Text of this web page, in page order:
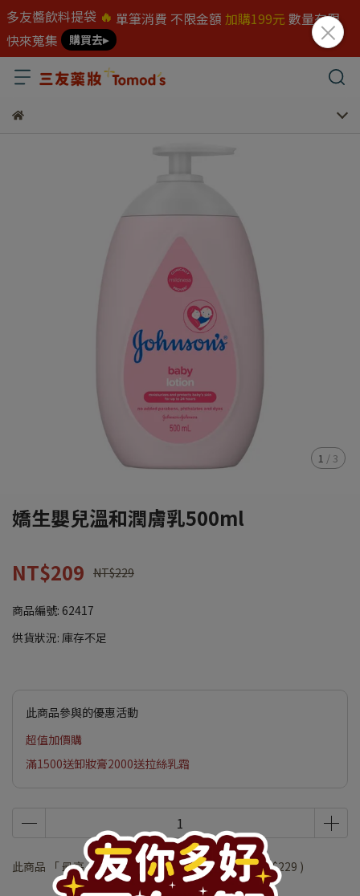
多友醬飲料提袋 🔥 單筆消費 不限金額 加購199元 數量有限
快來蒐集
購買去▸
1 / 3
嬌生嬰兒溫和潤膚乳500ml
NT$209 NT$229
商品編號: 62417
供貨狀況: 庫存不足
此商品參與的優惠活動
超值加價購
滿1500送卸妝膏2000送拉絲乳霜
此商品 「 最高 」可以折抵紅利45800點 (約等於NT$229 )